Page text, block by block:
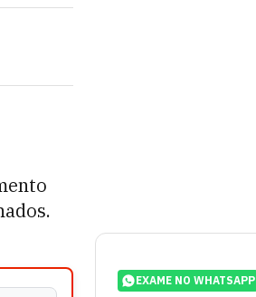
EXAME NO WHATSAPP